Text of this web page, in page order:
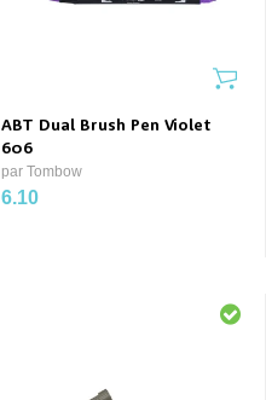
ABT Dual Brush Pen Violet
606
par Tombow
6.10